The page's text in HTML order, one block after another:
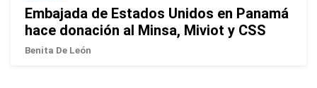
Embajada de Estados Unidos en Panamá
hace donación al Minsa, Miviot y CSS
Benita De León